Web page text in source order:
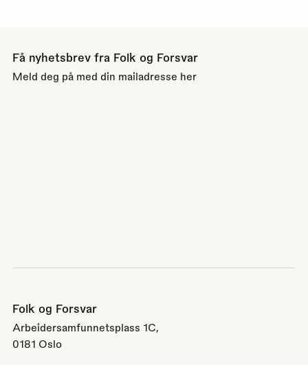
Få nyhetsbrev fra Folk og Forsvar
Meld deg på med din mailadresse her
Folk og Forsvar
Arbeidersamfunnetsplass 1C,
0181 Oslo